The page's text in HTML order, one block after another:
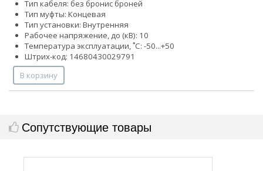
Тип кабеля: без бронис броней
Тип муфты: Концевая
Тип установки: Внутренняя
Рабочее напряжение, до (кВ): 10
Температура эксплуатации, ˚С: -50...+50
Штрих-код: 14680430029791
В корзину
Сопутствующие товары